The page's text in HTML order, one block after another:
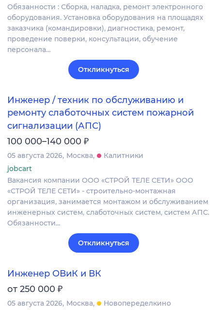
Обязанности : Сборка, наладка, ремонт электронного
оборудования. Установка оборудования на площадях
заказчика (командировки), диагностика, ремонт,
проведение поверки, консультации, обучение
персонала…
Откликнуться
Инженер / техник по обслуживанию и
ремонту слаботочных систем пожарной
сигнализации (АПС)
100 000–140 000 ₽
05 августа 2026 Москва
Калитники
jobcart
Вакансия компании ООО «СТРОЙ ТЕЛЕ СЕТИ» ООО
«СТРОЙ ТЕЛЕ СЕТИ» - строительно-монтажная
организация, занимается монтажом и обслуживанием
инженерных систем, слаботочных систем, систем АПС.
Обязанности…
Откликнуться
Инженер ОВиК и ВК
от 250 000 ₽
05 августа 2026 Москва
Новопеределкино